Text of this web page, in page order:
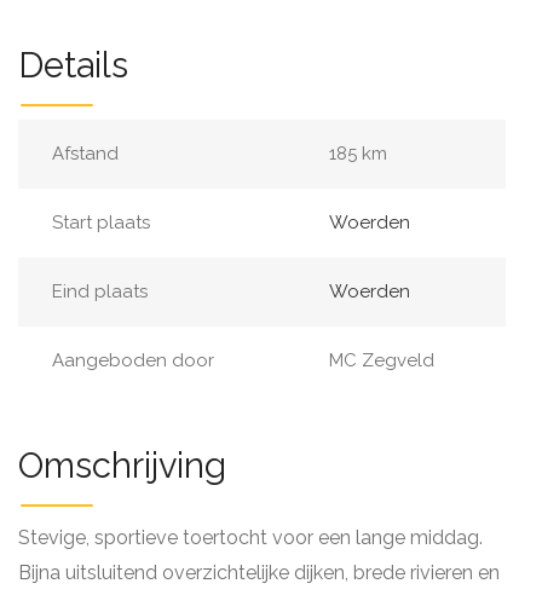
Details
Afstand 185 km
Start plaats Woerden
Eind plaats Woerden
Aangeboden door MC Zegveld
Omschrijving
Stevige, sportieve toertocht voor een lange middag.
Bijna uitsluitend overzichtelijke dijken, brede rivieren en